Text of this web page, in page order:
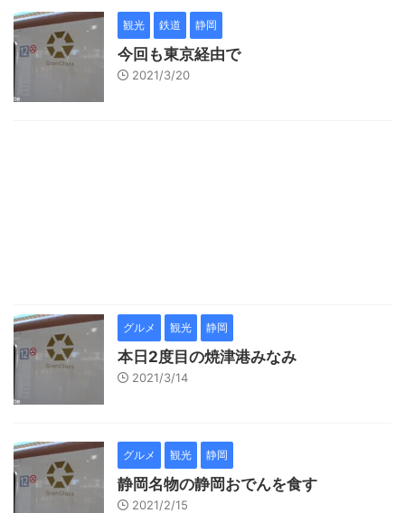
観光 鉄道 静岡
今回も東京経由で
2021/3/20
グルメ 観光 静岡
本日2度目の焼津港みなみ
2021/3/14
グルメ 観光 静岡
静岡名物の静岡おでんを食す
2021/2/15